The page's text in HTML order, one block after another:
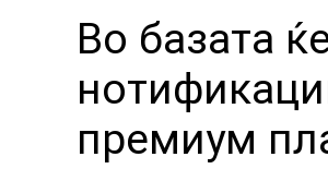
Во базата
премиум